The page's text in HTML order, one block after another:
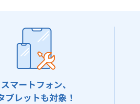
スマートフォン、
ブレットも対象！